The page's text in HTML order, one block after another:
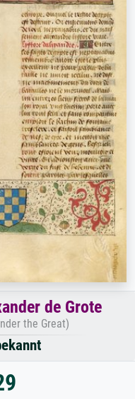
de Grote
the Great)